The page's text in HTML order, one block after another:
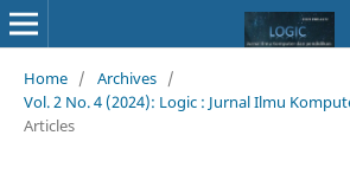
Home / Archives /
Vol. 2 No. 4 (2024): Logic : Jurnal Ilmu
Articles